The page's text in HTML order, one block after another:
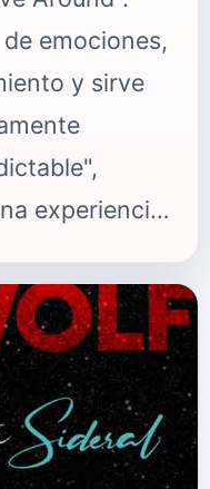
emociones,
y sirve
experiencia
explora
del
una
La